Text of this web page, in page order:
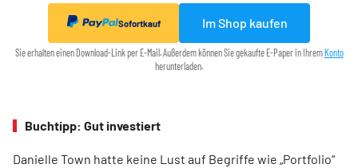
Sofortkauf Im Shop kaufen
Sie erhalten einen Download-Link per E-Mail. Außerdem können Sie gekaufte E-Paper in Ihrem Konto
herunterladen.
Buchtipp: Gut investiert
Danielle Town hatte keine Lust auf Begriffe wie „Port­folio“